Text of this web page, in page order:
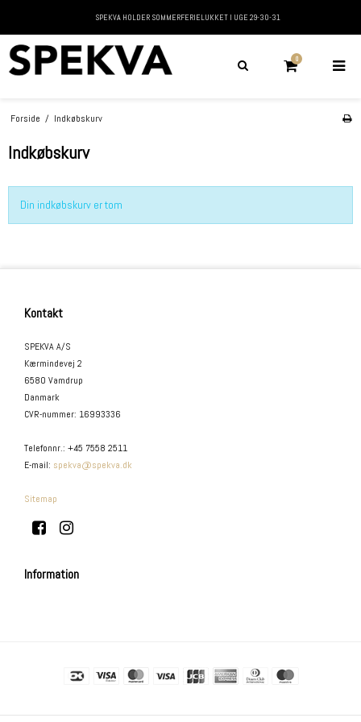
SPEKVA HOLDER SOMMERFERIELUKKET I UGE 29-30-31
0
Forside / Indkøbskurv
Indkøbskurv
Din indkøbskurv er tom
Kontakt
SPEKVA A/S
Kærmindevej 2
6580 Vamdrup
Danmark
CVR-nummer: 16993336
Telefonnr.: +45 7558 2511
E-mail: spekva@spekva.dk
Sitemap
Information